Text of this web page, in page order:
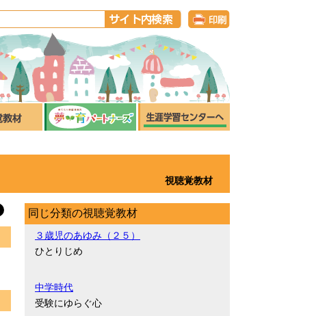
視聴覚教材
同じ分類の視聴覚教材
３歳児のあゆみ（２５）
ひとりじめ
中学時代
受験にゆらぐ心